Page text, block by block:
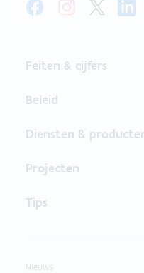
Feiten & cijfers
Beleid
Diensten &
Projecten
Tips
Nieuws